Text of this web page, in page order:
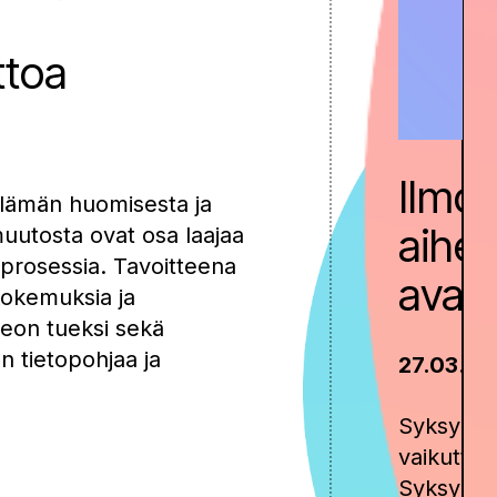
huomisesta ja
ovat osa laajaa
Tavoitteena
ja
tueksi sekä
tietopohjaa ja
Syksyn
Syksyn